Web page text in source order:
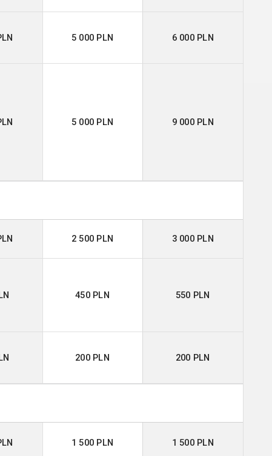
5 000 PLN 6 000 PLN
5 000 PLN 9 000 PLN
2 500 PLN 3 000 PLN
450 PLN 550 PLN
200 PLN 200 PLN
1 500 PLN 1 500 PLN